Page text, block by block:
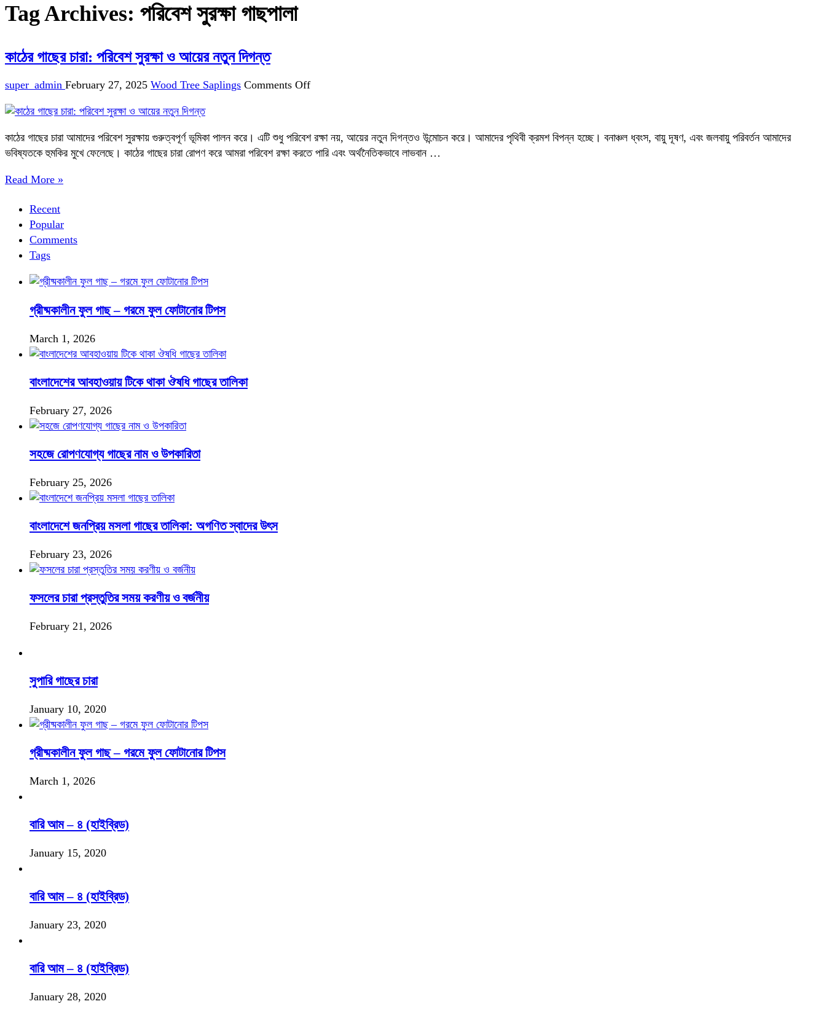
Tag Archives: পরিবেশ সুরক্ষা গাছপালা
কাঠের গাছের চারা: পরিবেশ সুরক্ষা ও আয়ের নতুন দিগন্ত
super_admin February 27, 2025 Wood Tree Saplings Comments Offon
পরিবেশ
সুরক্ষা
কাঠের গাছের চারা আমাদের পরিবেশ সুরক্ষায় গুরুত্বপূর্ণ ভূমিকা পালন করে। এটি শুধু পরিবেশ রক্ষা নয়, আয়ের নতুন দিগন্তও উন্মোচন করে। আমাদের পৃথিবী ক্রমশ বিপন্ন হচ্ছে। বনাঞ্চল ধ্বংস, বায়ু দূষণ, এবং জলবায়ু পরিবর্তন আমাদের
ভবিষ্যতকে হুমকির মুখে ফেলেছে। কাঠের গাছের চারা রোপণ করে আমরা পরিবেশ রক্ষা করতে পারি এবং অর্থনৈতিকভাবে লাভবান …
Read More »
Recent
Popular
Comments
Tags
গ্রীষ্মকালীন ফুল গাছ – গরমে ফুল ফোটানোর টিপস
March 1, 2026
বাংলাদেশের আবহাওয়ায় টিকে থাকা ঔষধি গাছের তালিকা
February 27, 2026
সহজে রোপণযোগ্য গাছের নাম ও উপকারিতা
February 25, 2026
বাংলাদেশে জনপ্রিয় মসলা গাছের তালিকা: অগণিত স্বাদের উৎস
February 23, 2026
ফসলের চারা প্রস্তুতির সময় করণীয় ও বর্জনীয়
February 21, 2026
সুপারি গাছের চারা
January 10, 2020
গ্রীষ্মকালীন ফুল গাছ – গরমে ফুল ফোটানোর টিপস
March 1, 2026
বারি আম – ৪ (হাইব্রিড)
January 15, 2020
বারি আম – ৪ (হাইব্রিড)
January 23, 2020
বারি আম – ৪ (হাইব্রিড)
January 28, 2020